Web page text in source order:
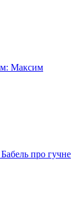
Максим
про гучне